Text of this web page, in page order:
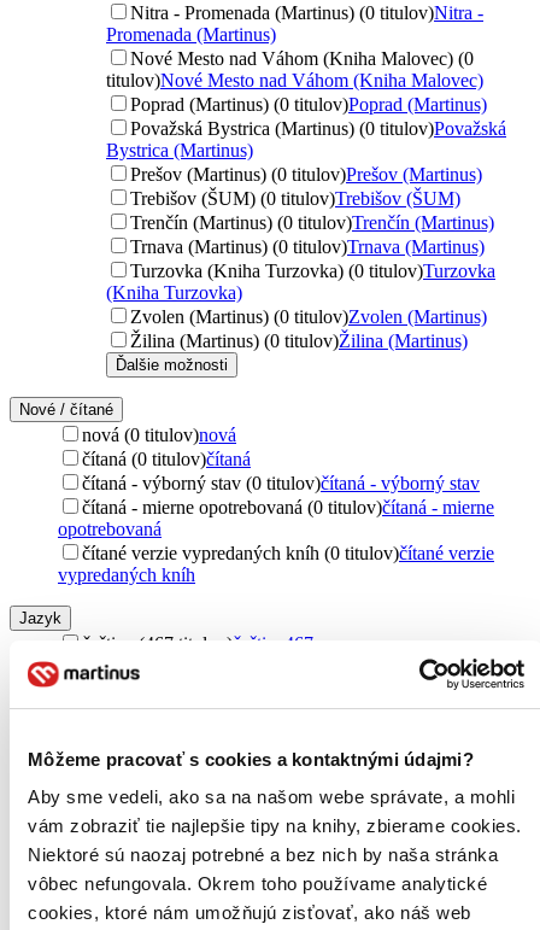
Môžeme pracovať s cookies a kontaktnými údajmi?
Aby sme vedeli, ako sa na našom webe správate, a mohli
vám zobraziť tie najlepšie tipy na knihy, zbierame cookies.
Niektoré sú naozaj potrebné a bez nich by naša stránka
vôbec nefungovala. Okrem toho používame analytické
cookies, ktoré nám umožňujú zisťovať, ako náš web
Nitra - Promenada (Martinus) (0 titulov)Nitra -
Promenada (Martinus)
Nové Mesto nad Váhom (Kniha Malovec) (0
titulov)Nové Mesto nad Váhom (Kniha Malovec)
Poprad (Martinus) (0 titulov)Poprad (Martinus)
Považská Bystrica (Martinus) (0 titulov)Považská
Bystrica (Martinus)
Prešov (Martinus) (0 titulov)Prešov (Martinus)
Trebišov (ŠUM) (0 titulov)Trebišov (ŠUM)
Trenčín (Martinus) (0 titulov)Trenčín (Martinus)
Trnava (Martinus) (0 titulov)Trnava (Martinus)
Turzovka (Kniha Turzovka) (0 titulov)Turzovka
(Kniha Turzovka)
Zvolen (Martinus) (0 titulov)Zvolen (Martinus)
Žilina (Martinus) (0 titulov)Žilina (Martinus)
Ďalšie možnosti
Nové / čítané
nová (0 titulov)nová
čítaná (0 titulov)čítaná
čítaná - výborný stav (0 titulov)čítaná - výborný stav
čítaná - mierne opotrebovaná (0 titulov)čítaná - mierne
opotrebovaná
čítané verzie vypredaných kníh (0 titulov)čítané verzie
vypredaných kníh
Jazyk
čeština (467 titulov)čeština
467
slovenčina (124 titulov)
angličtina (80 titulov)angličtina80
francúzština (2 tituly)francúzština2
maďarčina (1 titul)
maďarčina
čínština (1 titul)
Ďalšie možnosti
Téma
cestovanie (385 titulov)cestovanie385